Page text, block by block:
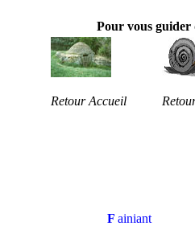
Pour vous
Retour Accueil
F ainiant